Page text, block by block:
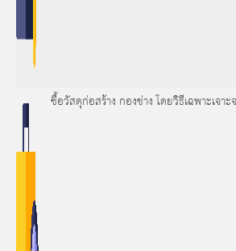
ซื้อวัสดุก่อสร้าง กองช่าง โดยวิธีเฉพาะเจาะ